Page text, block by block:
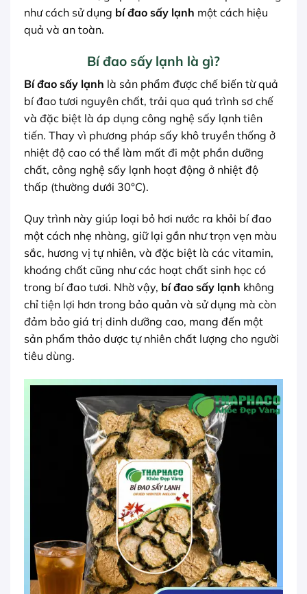
như cách sử dụng bí đao sấy lạnh một cách hiệu
quả và an toàn.
Bí đao sấy lạnh là gì?
Bí đao sấy lạnh là sản phẩm được chế biến từ quả
bí đao tươi nguyên chất, trải qua quá trình sơ chế
và đặc biệt là áp dụng công nghệ sấy lạnh tiên
tiến. Thay vì phương pháp sấy khô truyền thống ở
nhiệt độ cao có thể làm mất đi một phần dưỡng
chất, công nghệ sấy lạnh hoạt động ở nhiệt độ
thấp (thường dưới 30°C).
Quy trình này giúp loại bỏ hơi nước ra khỏi bí đao
một cách nhẹ nhàng, giữ lại gần như trọn vẹn màu
sắc, hương vị tự nhiên, và đặc biệt là các vitamin,
khoáng chất cũng như các hoạt chất sinh học có
trong bí đao tươi. Nhờ vậy, bí đao sấy lạnh không
chỉ tiện lợi hơn trong bảo quản và sử dụng mà còn
đảm bảo giá trị dinh dưỡng cao, mang đến một
sản phẩm thảo dược tự nhiên chất lượng cho người
tiêu dùng.